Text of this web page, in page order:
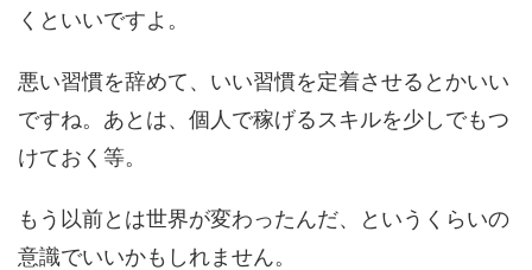
くといいですよ。
悪い習慣を辞めて、いい習慣を定着させるとかいい
ですね。あとは、個人で稼げるスキルを少しでもつ
けておく等。
もう以前とは世界が変わったんだ、というくらいの
意識でいいかもしれません。